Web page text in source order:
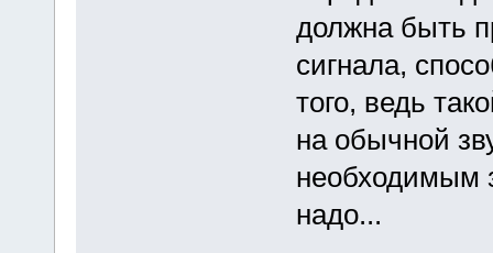
должна быть
сигнала,
того, ведь
на обычной
необходимым
надо...